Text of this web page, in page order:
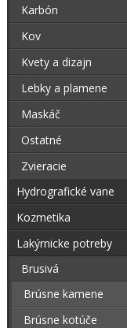
Karbón
Kov
Kvety a dizajn
Lebky a plamene
Maskáč
Ostatné
Zvieracie
Hydrografické vane
Kozmetika
Lakýrnicke potreby
Brusivá
Brúsne kamene
Brúsne kotúče